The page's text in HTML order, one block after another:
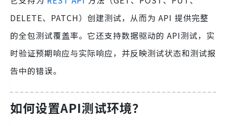
DELETE、PATCH）创建测试，从而为 API 提供完整
的全包测试覆盖率。它还支持数据驱动的 API测试，实
时验证预期响应与实际响应，并反映测试状态和测试报
告中的错误。
如何设置API测试环境？